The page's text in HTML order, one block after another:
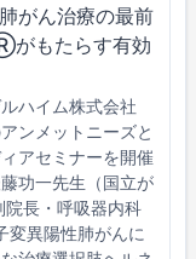
がん治療の最前
もたらす有効
ハイム株式会社
ンメットニーズと
アセミナーを開催
功一先生（国立が
院長・呼吸器内科
変異陽性肺がんに